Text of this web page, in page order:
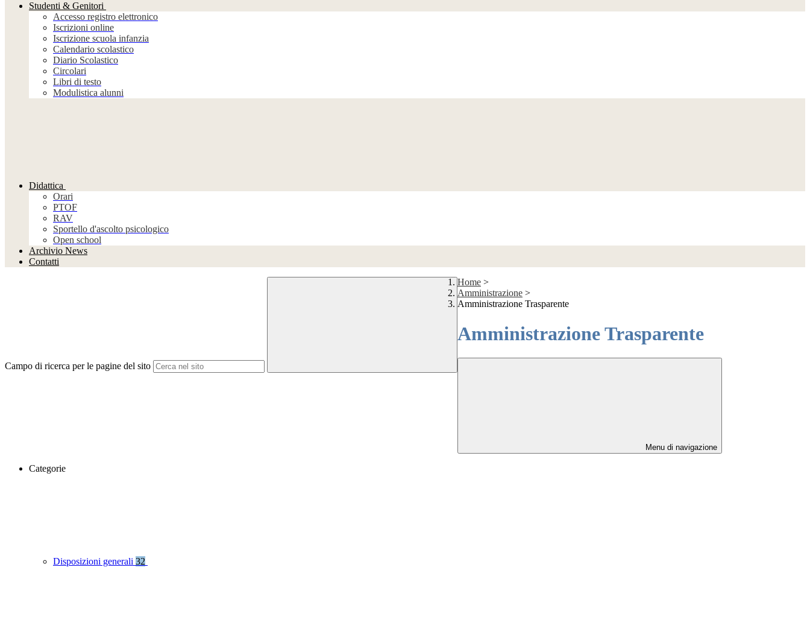
Studenti & Genitori
Accesso registro elettronico
Iscrizioni online
Iscrizione scuola infanzia
Calendario scolastico
Diario Scolastico
Circolari
Libri di testo
Modulistica alunni
Didattica
Orari
PTOF
RAV
Sportello d'ascolto psicologico
Open school
Archivio News
Contatti
Campo di ricerca per le pagine del sito
Home >
Amministrazione >
Amministrazione Trasparente
Amministrazione Trasparente
Menu di navigazione
Categorie
Disposizioni generali 32